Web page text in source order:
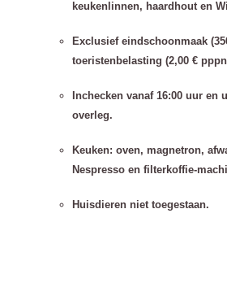
keukenlinnen, haardhout en
Exclusief eindschoonmaak
toeristenbelasting (2,00 €
Inchecken vanaf 16:00 uur en
overleg.
Keuken: oven, magnetron,
Nespresso en filterkoffie-
Huisdieren niet toegestaan.